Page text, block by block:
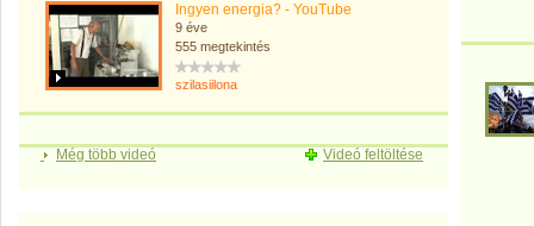
Ingyen energia? - YouTube
9 éve
555 megtekintés
szilasiilona
Még több videó Videó feltöltése